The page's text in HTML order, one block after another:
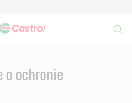
o ochronie